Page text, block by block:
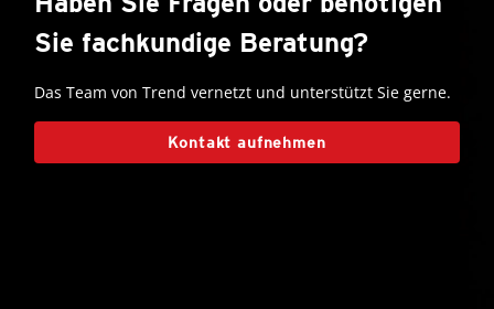
Sie fachkundige Beratung?
Das Team von Trend vernetzt und unterstützt Sie gerne.
Kontakt aufnehmen